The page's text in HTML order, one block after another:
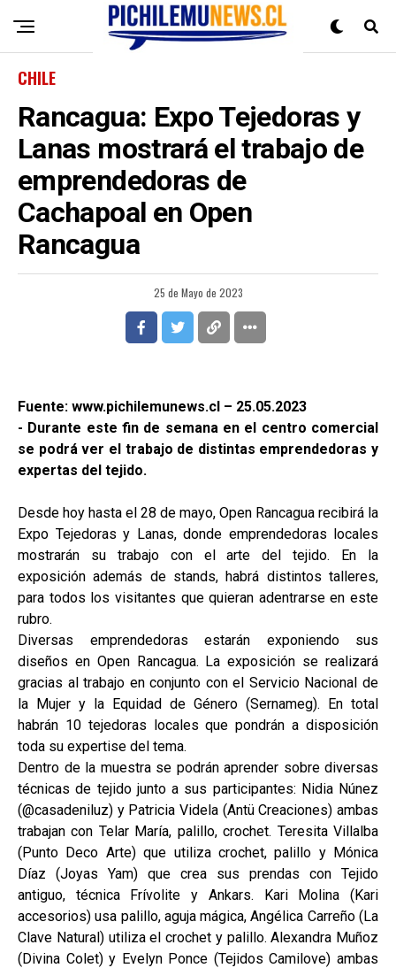
CHILE
Rancagua: Expo Tejedoras y
Lanas mostrará el trabajo de
emprendedoras de
Cachapoal en Open
Rancagua
25 de Mayo de 2023
Fuente: www.pichilemunews.cl – 25.05.2023
- Durante este fin de semana en el centro comercial
se podrá ver el trabajo de distintas emprendedoras y
expertas del tejido.
Desde hoy hasta el 28 de mayo, Open Rancagua recibirá la
Expo Tejedoras y Lanas, donde emprendedoras locales
mostrarán su trabajo con el arte del tejido. En la
exposición además de stands, habrá distintos talleres,
para todos los visitantes que quieran adentrarse en este
rubro.
Diversas emprendedoras estarán exponiendo sus
diseños en Open Rancagua. La exposición se realizará
gracias al trabajo en conjunto con el Servicio Nacional de
la Mujer y la Equidad de Género (Sernameg). En total
habrán 10 tejedoras locales que pondrán a disposición
toda su expertise del tema.
Dentro de la muestra se podrán aprender sobre diversas
técnicas de tejido junto a sus participantes: Nidia Núnez
(@casadeniluz) y Patricia Videla (Antü Creaciones) ambas
trabajan con Telar María, palillo, crochet. Teresita Villalba
(Punto Deco Arte) que utiliza crochet, palillo y Mónica
Díaz (Joyas Yam) que crea sus prendas con Tejido
antiguo, técnica Frívolite y Ankars. Kari Molina (Kari
accesorios) usa palillo, aguja mágica, Angélica Carreño (La
Clave Natural) utiliza el crochet y palillo. Alexandra Muñoz
(Divina Colet) y Evelyn Ponce (Tejidos Camilove) ambas